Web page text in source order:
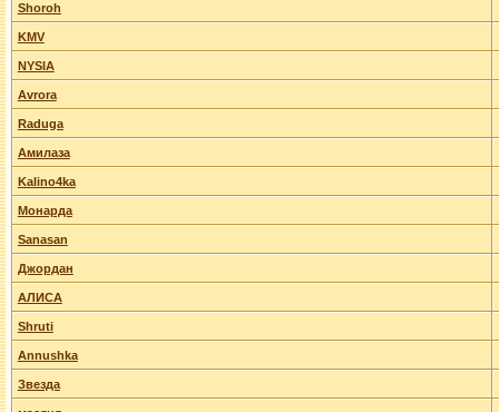
Shoroh
KMV
NYSIA
Avrora
Raduga
Амилаза
Kalino4ka
Монарда
Sanasan
Джордан
АЛИСА
Shruti
Annushka
Звезда